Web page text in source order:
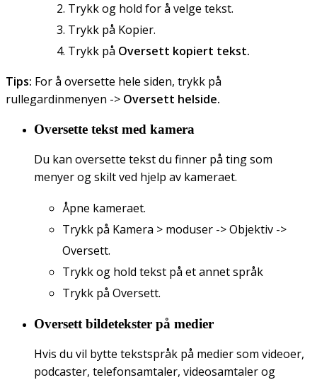
Trykk og hold for å velge tekst.
Trykk på Kopier.
Trykk på Oversett kopiert tekst.
Tips: For å oversette hele siden, trykk på
rullegardinmenyen -> Oversett helside.
Oversette tekst med kamera
Du kan oversette tekst du finner på ting som
menyer og skilt ved hjelp av kameraet.
Åpne kameraet.
Trykk på Kamera > moduser -> Objektiv ->
Oversett.
Trykk og hold tekst på et annet språk
Trykk på Oversett.
Oversett bildetekster på medier
Hvis du vil bytte tekstspråk på medier som videoer,
podcaster, telefonsamtaler, videosamtaler og